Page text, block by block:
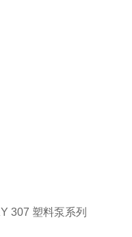
307 塑料泵系列